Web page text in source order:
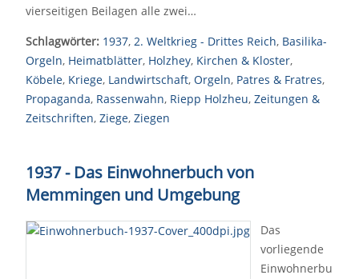
vierseitigen Beilagen alle zwei…
Schlagwörter: 1937, 2. Weltkrieg - Drittes Reich, Basilika-
Orgeln, Heimatblätter, Holzhey, Kirchen & Kloster,
Köbele, Kriege, Landwirtschaft, Orgeln, Patres & Fratres,
Propaganda, Rassenwahn, Riepp Holzheu, Zeitungen &
Zeitschriften, Ziege, Ziegen
1937 - Das Einwohnerbuch von
Memmingen und Umgebung
Das
vorliegende
Einwohnerbu